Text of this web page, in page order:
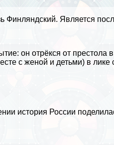
Финляндский. Является
он отрёкся от престола
с женой и детьми) в лике
история России